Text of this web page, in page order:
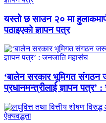
यस्तो छ साउन २० मा
पठाइएको ज्ञापन पत्र
‘बालेन सरकार भूमिगत संगठन
प्रधानमन्त्रीलाई ज्ञापन पत्र’